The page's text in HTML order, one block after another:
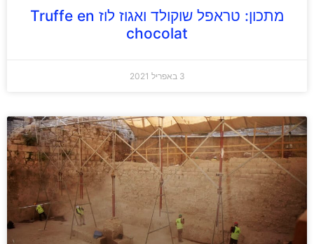
מתכון: טראפל שוקולד ואגוז לוז Truffe en
chocolat
3 באפריל 2021